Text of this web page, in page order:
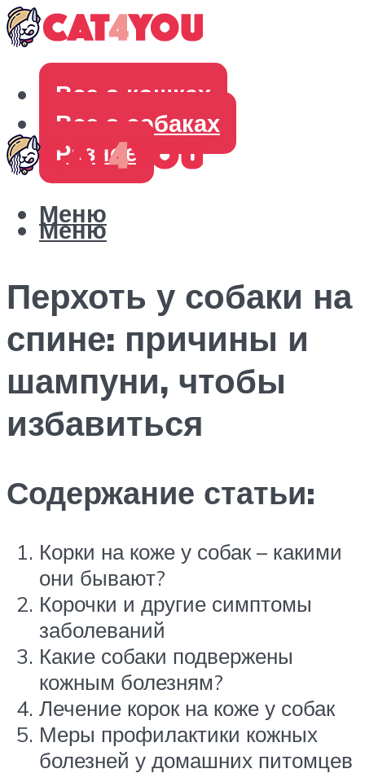
Все о кошках
Все о собаках
Разное
Меню
Меню
Перхоть у собаки на
спине: причины и
шампуни, чтобы
избавиться
Содержание статьи:
Корки на коже у собак – какими
они бывают?
Корочки и другие симптомы
заболеваний
Какие собаки подвержены
кожным болезням?
Лечение корок на коже у собак
Меры профилактики кожных
болезней у домашних питомцев